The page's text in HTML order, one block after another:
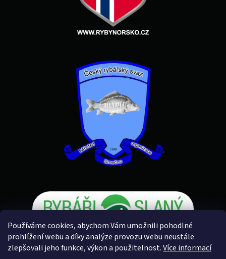
Používáme cookies, abychom Vám umožnili pohodlné
prohlížení webu a díky analýze provozu webu neustále
zlepšovali jeho funkce, výkon a použitelnost.Více informací